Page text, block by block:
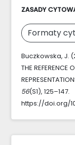
ZASADY
Formaty
Buczkowska, J.
THE REFERENCE
56(S1), 125–147.
https://doi.org/